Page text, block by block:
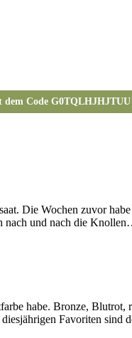
Die Wochen zuvor
nach und nach die
habe. Bronze,
Favoriten